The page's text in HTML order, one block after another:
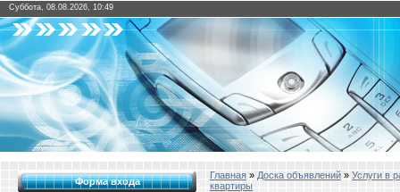
Суббота, 08.08.2026, 10:49
Форма входа
Главная » Доска объявлений » Услуги в
квартиры